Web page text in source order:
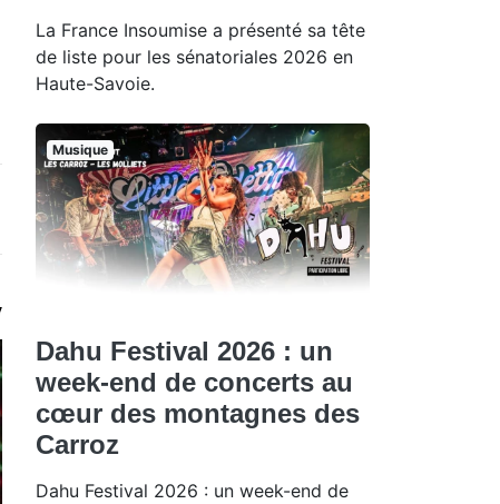
La France Insoumise a présenté sa tête
de liste pour les sénatoriales 2026 en
Haute-Savoie.
Musique
Dahu Festival 2026 : un
week-end de concerts au
cœur des montagnes des
Carroz
Dahu Festival 2026 : un week-end de